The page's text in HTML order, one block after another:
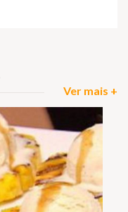
Ver mais +